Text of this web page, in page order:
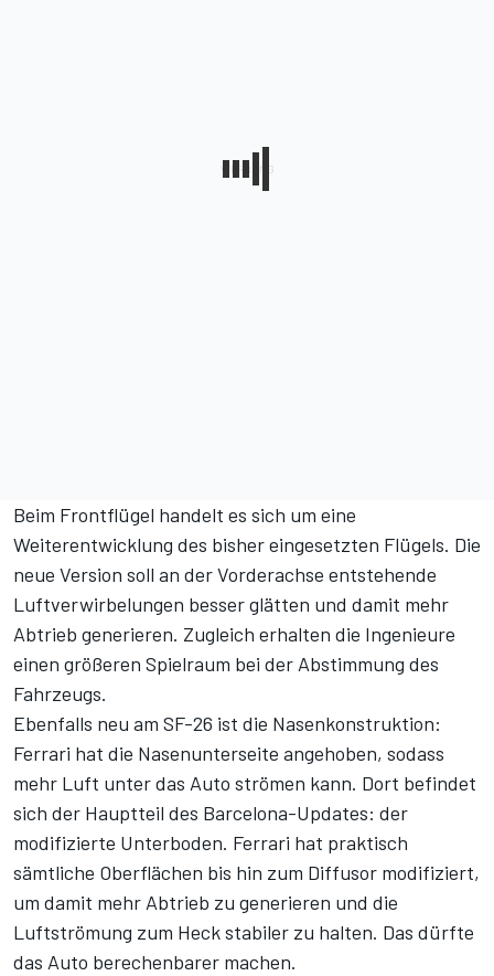
Beim Frontflügel handelt es sich um eine
Weiterentwicklung des bisher eingesetzten Flügels. Die
neue Version soll an der Vorderachse entstehende
Luftverwirbelungen besser glätten und damit mehr
Abtrieb generieren. Zugleich erhalten die Ingenieure
einen größeren Spielraum bei der Abstimmung des
Fahrzeugs.
Ebenfalls neu am SF-26 ist die Nasenkonstruktion:
Ferrari hat die Nasenunterseite angehoben, sodass
mehr Luft unter das Auto strömen kann. Dort befindet
sich der Hauptteil des Barcelona-Updates: der
modifizierte Unterboden. Ferrari hat praktisch
sämtliche Oberflächen bis hin zum Diffusor modifiziert,
um damit mehr Abtrieb zu generieren und die
Luftströmung zum Heck stabiler zu halten. Das dürfte
das Auto berechenbarer machen.